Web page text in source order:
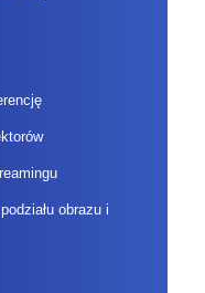
obrazu i